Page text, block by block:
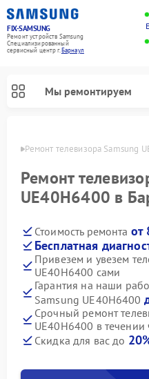
FIX-SAMSUNG
Ремонт устройств Samsung
Специализированный
cервисный центр г.Барнаул
Мы ремонтируем
Ремонт телевизора Samsung
Ремонт
UE40H6400 в
Стоимость ремонта от
Бесплатная
Привезем и увезем
UE40H6400 сами
Гарантия на наши
Samsung UE40H6400
Срочный ремонт
UE40H6400 в течении
Скидка для вас до